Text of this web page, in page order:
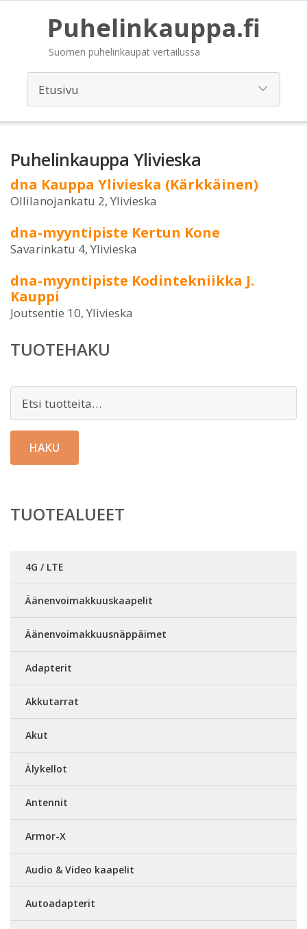
Puhelinkauppa.fi
Suomen puhelinkaupat vertailussa
Puhelinkauppa Ylivieska
dna Kauppa Ylivieska (Kärkkäinen)
Ollilanojankatu 2, Ylivieska
dna-myyntipiste Kertun Kone
Savarinkatu 4, Ylivieska
dna-myyntipiste Kodintekniikka J.
Kauppi
Joutsentie 10, Ylivieska
TUOTEHAKU
HAKU
TUOTEALUEET
4G / LTE
Äänenvoimakkuuskaapelit
Äänenvoimakkuusnäppäimet
Adapterit
Akkutarrat
Akut
Älykellot
Antennit
Armor-X
Audio & Video kaapelit
Autoadapterit